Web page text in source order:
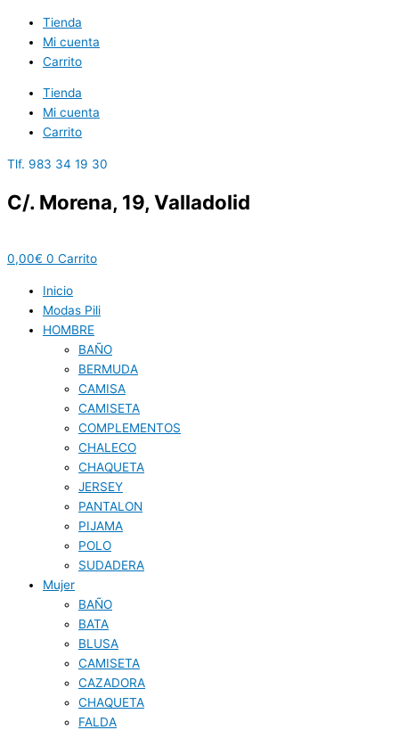
contenido
Tienda
Mi cuenta
Carrito
Tienda
Mi cuenta
Carrito
Tlf. 983 34 19 30
C/. Morena, 19, Valladolid
0,00€ 0 Carrito
Inicio
Modas Pili
HOMBRE
BAÑO
BERMUDA
CAMISA
CAMISETA
COMPLEMENTOS
CHALECO
CHAQUETA
JERSEY
PANTALON
PIJAMA
POLO
SUDADERA
Mujer
BAÑO
BATA
BLUSA
CAMISETA
CAZADORA
CHAQUETA
FALDA